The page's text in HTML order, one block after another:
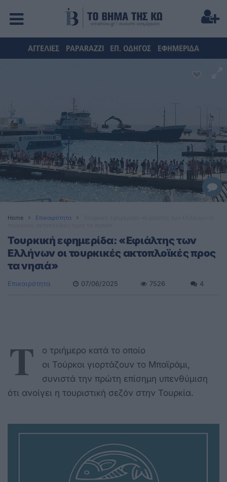
ΑΓΓΕΛΙΕΣ PAPARAZZI ΕΠ. ΟΔΗΓΟΣ ΕΦΗΜΕΡΙΔΑ
Home Επικαιρότητα
Τουρκική εφημερίδα: «Εφιάλτης των
Ελλήνων οι τουρκικές ακτοπλοϊκές προς
τα νησιά»
Επικαιρότητα 07/06/2025 7526 4
Τ
ο τριήμερο κατά το οποίο
οι Τούρκοι γιορτάζουν το Μπαϊράμι,
συνιστά την πρώτη επίσημη υπενθύμιση
ότι ανοίγει η τουριστική σεζόν στην Τουρκία.